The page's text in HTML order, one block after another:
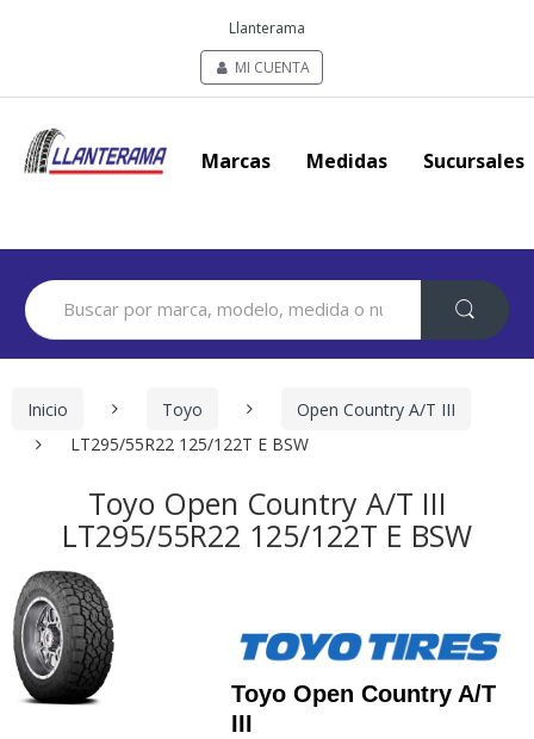
Llanterama
MI CUENTA
Marcas Medidas Sucursales
Search
for:
Inicio Toyo
Open Country A/T III
LT295/55R22 125/122T E BSW
Toyo Open Country A/T III
LT295/55R22 125/122T E BSW
Toyo Open Country A/T
III